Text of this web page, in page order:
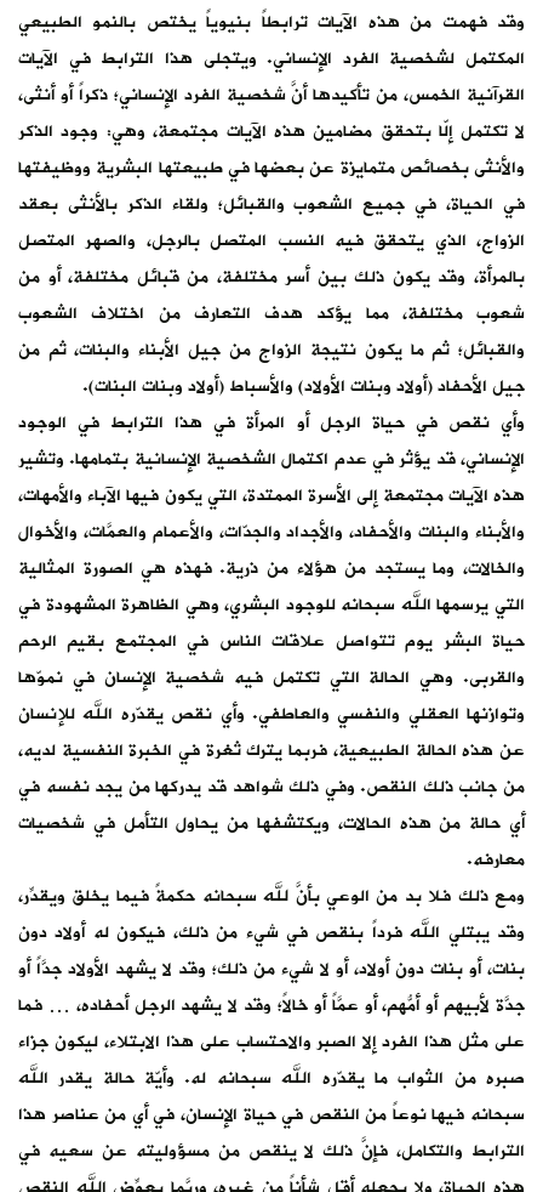
وقد فهمت من هذه الآيات ترابطاً بنيوياً يختص بالنمو الطبيعي
المكتمل لشخصية الفرد الإنساني. ويتجلى هذا الترابط في الآيات
القرآنية الخمس، من تأكيدها أنَّ شخصية الفرد الإنساني؛ ذكراً أو أنثى،
لا تكتمل إلّا بتحقق مضامين هذه الآيات مجتمعة، وهي: وجود الذكر
والأنثى بخصائص متمايزة عن بعضها في طبيعتها البشرية ووظيفتها
في الحياة، في جميع الشعوب والقبائل؛ ولقاء الذكر بالأنثى بعقد
الزواج، الذي يتحقق فيه النسب المتصل بالرجل، والصهر المتصل
بالمرأة، وقد يكون ذلك بين أسر مختلفة، من قبائل مختلفة، أو من
شعوب مختلفة، مما يؤكد هدف التعارف من اختلاف الشعوب
والقبائل؛ ثم ما يكون نتيجة الزواج من جيل الأبناء والبنات، ثم من
جيل الأحفاد (أولاد وبنات الأولاد) والأسباط (أولاد وبنات البنات).
وأي نقص في حياة الرجل أو المرأة في هذا الترابط في الوجود
الإنساني، قد يؤثر في عدم اكتمال الشخصية الإنسانية بتمامها. وتشير
هذه الآيات مجتمعة إلى الأسرة الممتدة، التي يكون فيها الآباء والأمهات،
والأبناء والبنات والأحفاد، والأجداد والجدّات، والأعمام والعمَّات، والأخوال
والخالات، وما يستجد من هؤلاء من ذرية. فهذه هي الصورة المثالية
التي يرسمها الله سبحانه للوجود البشري، وهي الظاهرة المشهودة في
حياة البشر يوم تتواصل علاقات الناس في المجتمع بقيم الرحم
والقربى. وهي الحالة التي تكتمل فيه شخصية الإنسان في نموّها
وتوازنها العقلي والنفسي والعاطفي. وأي نقص يقدّره الله للإنسان
عن هذه الحالة الطبيعية، فربما يترك ثغرة في الخبرة النفسية لديه،
من جانب ذلك النقص. وفي ذلك شواهد قد يدركها من يجد نفسه في
أي حالة من هذه الحالات، ويكتشفها من يحاول التأمل في شخصيات
معارفه.
ومع ذلك فلا بد من الوعي بأنَّ لله سبحانه حكمةً فيما يخلق ويقدِّر،
وقد يبتلي الله فرداً بنقص في شيء من ذلك، فيكون له أولاد دون
بنات، أو بنات دون أولاد، أو لا شيء من ذلك؛ وقد لا يشهد الأولاد جدَّاً أو
جدَّة لأبيهم أو أمُّهم، أو عمَّاً أو خالاً؛ وقد لا يشهد الرجل أحفاده، … فما
على مثل هذا الفرد إلا الصبر والاحتساب على هذا الابتلاء، ليكون جزاء
صبره من الثواب ما يقدّره الله سبحانه له. وأيّة حالة يقدر الله
سبحانه فيها نوعاً من النقص في حياة الإنسان، في أي من عناصر هذا
الترابط والتكامل، فإنَّ ذلك لا ينقص من مسؤوليته عن سعيه في